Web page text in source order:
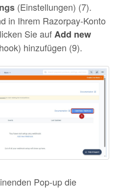
(Einstellungen) (7).
in Ihrem Razorpay-Konto
Sie aufAdd new
hinzufügen (9).
Pop-up die